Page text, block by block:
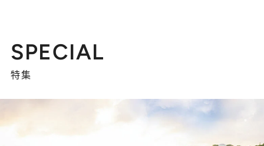
SPECIAL
特集